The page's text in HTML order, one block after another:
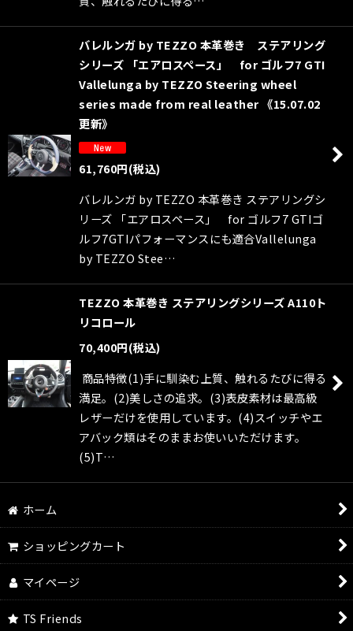
バレルンガ by TEZZO 本革巻き ステアリング
シリーズ 「エアロスペース」 for ゴルフ7 GTI
Vallelunga by TEZZO Steering wheel
series made from real leather 《15.07.02
更新》
61,760円(税込)
バレルンガ by TEZZO 本革巻き ステアリングシ
リーズ 「エアロスペース」 for ゴルフ7 GTIゴ
ルフ7GTIパフォーマンスにも適合Vallelunga
by TEZZO Stee…
TEZZO 本革巻き ステアリングシリーズ A110ト
リコロール
70,400円(税込)
商品特徴(1)手に馴染む上質、触れるたびに得る
満足。(2)美しさの追求。(3)表皮素材は最高級
レザーだけを使用しています。(4)スイッチやエ
アバック類はそのままお使いいただけます。
(5)T…
ホーム
ショッピングカート
マイページ
TS Friends